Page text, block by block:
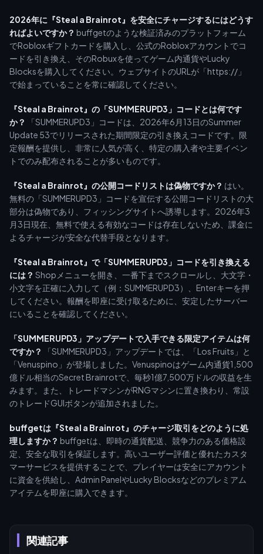
関連記事
2026年に『Steal a Brainrot』を安全にチャージするにはどうす
ればよいですか？ buffgetのような検証済みのプラットフォーム
でRobloxギフトカードを購入し、公式のRobloxアカウントでコ
ードを引き換え、そのRobuxを使ってゲーム内通貨やLucky
Blocksを購入してください。ウェブサイトのURLが「https://」
で始まっていることを常に確認してください。
『Steal a Brainrot』の「SUMMERUPD3」コードとは何です
か？
「SUMMERUPD3」コードは、2026年6月13日のSummer
Update 53でリリースされた期間限定の引き換えコードです。限
定報酬を提供し、非常に人気が高く、特定の購入者や主要イベン
トでのみ配布されることが多いものです。
『Steal a Brainrot』の公開コードリストは偽物ですか？ はい。
無料の「SUMMERUPD3」コードを宣伝する公開コードリストの大
部分は偽物であり、フィッシングサイトへ誘導します。2026年3
月3日現在、無料で使える有効なコードは存在しないため、課金に
よるチャージが安全な代替手段となります。
『Steal a Brainrot』で「SUMMERUPD3」コードを引き換える
には？ Shopメニューを開き、一番下までスクロールし、大文字・
小文字を正確に入力して（例：SUMMERUPD3）、Enterキーを押
してください。報酬を即座に受け取るために、安定したサーバー
にいることを確認してください。
「SUMMERUPD3」アップデートで入手できる限定アイテムは何
ですか？
「SUMMERUPD3」アップデートでは、「Los Fruits」と
「Venuspino」が登場しました。Venuspinoはゲーム内通貨1,500
億ドル相当のSecret Brainrotで、毎秒1億7,500万ドルの収益を生
みます。また、トレードマシンがRNGマシンに置き換わり、常設
のトレードGUIボタンが追加されました。
buffgetは『Steal a Brainrot』のチャージ取引をどのように処
理しますか？ buffgetは、即時の通貨配送、競争力のある価格設
定、安全な取引を保証します。高いユーザー評価と優れたカスタ
マーサービスを提供することで、プレイヤーは安全にアカウント
に資金を供給し、Admin PanelやLucky Blocksなどのプレミアム
アイテムを即座に購入できます。